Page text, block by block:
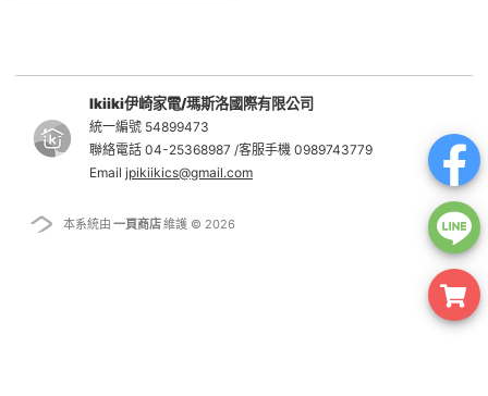
Ikiiki伊崎家電/瑪斯洛國際有限公司
統一編號 54899473
聯絡電話 04-25368987 /客服手機 0989743779
Email jpikiikics@gmail.com
本系統由 一頁商店維護 © 2026